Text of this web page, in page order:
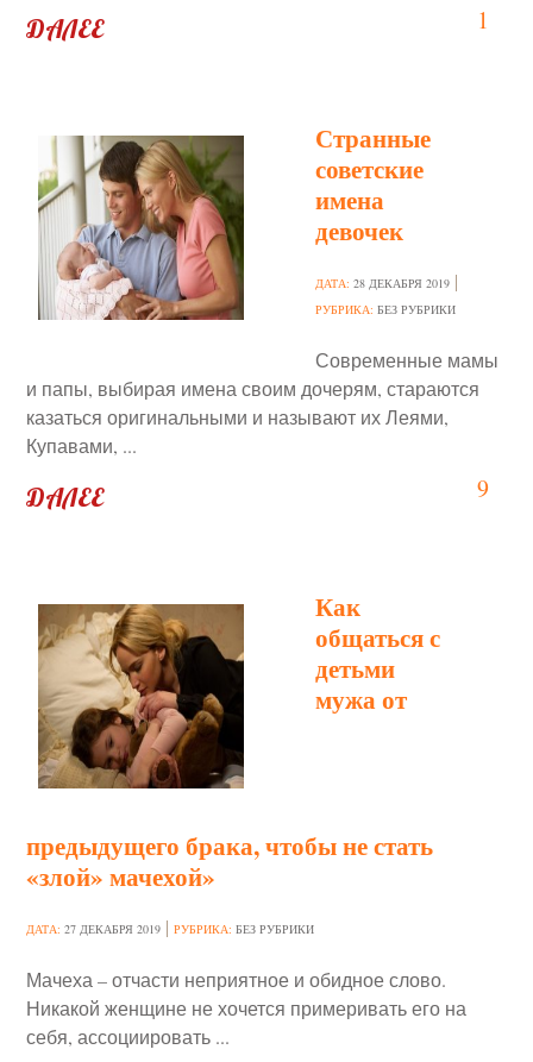
1
ДАЛЕЕ
Странные
советские
имена
девочек
ДАТА:28 ДЕКАБРЯ 2019
РУБРИКА:БЕЗ РУБРИКИ
9
Современные мамы
и папы, выбирая имена своим дочерям, стараются
казаться оригинальными и называют их Леями,
Купавами, ...
ДАЛЕЕ
Как
общаться с
детьми
мужа от
предыдущего брака, чтобы не стать
«злой» мачехой»
ДАТА:27 ДЕКАБРЯ 2019 РУБРИКА:БЕЗ РУБРИКИ
Мачеха – отчасти неприятное и обидное слово.
Никакой женщине не хочется примеривать его на
себя, ассоциировать ...